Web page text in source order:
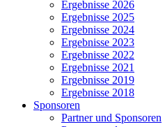
Ergebnisse 2026
Ergebnisse 2025
Ergebnisse 2024
Ergebnisse 2023
Ergebnisse 2022
Ergebnisse 2021
Ergebnisse 2019
Ergebnisse 2018
Sponsoren
Partner und Sponsoren